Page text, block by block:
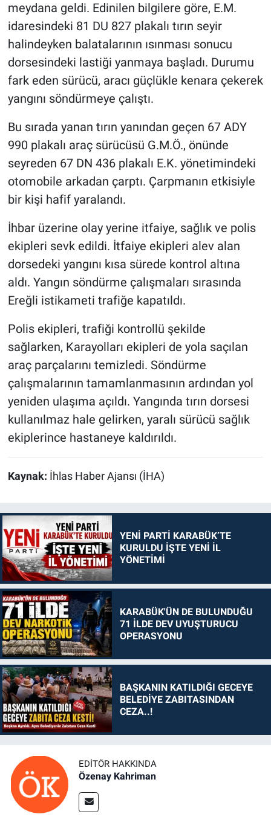
meydana geldi. Edinilen bilgilere göre, E.M.
idaresindeki 81 DU 827 plakalı tırın seyir
halindeyken balatalarının ısınması sonucu
dorsesindeki lastiği yanmaya başladı. Durumu
fark eden sürücü, aracı güçlükle kenara çekerek
yangını söndürmeye çalıştı.
Bu sırada yanan tırın yanından geçen 67 ADY
990 plakalı araç sürücüsü G.M.Ö., önünde
seyreden 67 DN 436 plakalı E.K. yönetimindeki
otomobile arkadan çarptı. Çarpmanın etkisiyle
bir kişi hafif yaralandı.
İhbar üzerine olay yerine itfaiye, sağlık ve polis
ekipleri sevk edildi. İtfaiye ekipleri alev alan
dorsedeki yangını kısa sürede kontrol altına
aldı. Yangın söndürme çalışmaları sırasında
Ereğli istikameti trafiğe kapatıldı.
Polis ekipleri, trafiği kontrollü şekilde
sağlarken, Karayolları ekipleri de yola saçılan
araç parçalarını temizledi. Söndürme
çalışmalarının tamamlanmasının ardından yol
yeniden ulaşıma açıldı. Yangında tırın dorsesi
kullanılmaz hale gelirken, yaralı sürücü sağlık
ekiplerince hastaneye kaldırıldı.
Kaynak: İhlas Haber Ajansı (İHA)
YENİ PARTİ KARABÜK’TE
KURULDU İŞTE YENİ İL
YÖNETİMİ
KARABÜK'ÜN DE BULUNDUĞU
71 İLDE DEV UYUŞTURUCU
OPERASYONU
BAŞKANIN KATILDIĞI GECEYE
BELEDİYE ZABITASINDAN
CEZA..!
EDITÖR HAKKINDA
Özenay Kahriman